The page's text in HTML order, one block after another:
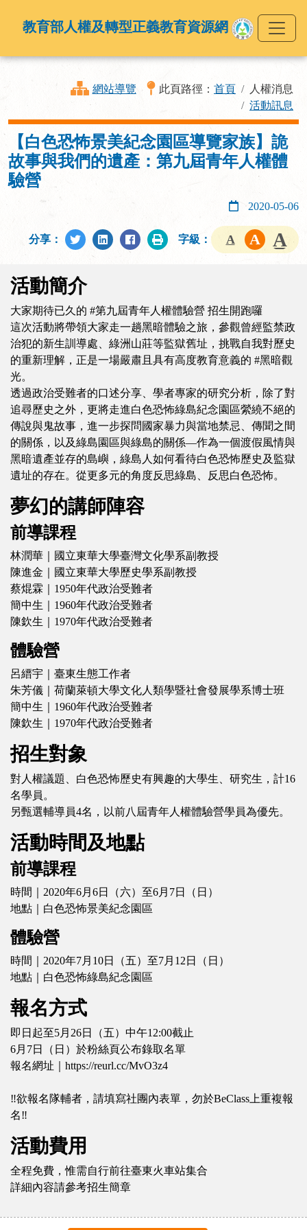
教育部人權及轉型正義教育資源網
網站導覽 此頁路徑： 首頁
人權消息
活動訊息
【白色恐怖景美紀念園區導覽家族】詭
故事與我們的遺產：第九屆青年人權體
驗營
2020-05-06
分享： 字級：
活動簡介
大家期待已久的 #第九屆青年人權體驗營 招生開跑囉
這次活動將帶領大家走一趟黑暗體驗之旅，參觀曾經監禁政
治犯的新生訓導處、綠洲山莊等監獄舊址，挑戰自我對歷史
的重新理解，正是一場嚴肅且具有高度教育意義的 #黑暗觀
光。
透過政治受難者的口述分享、學者專家的研究分析，除了對
追尋歷史之外，更將走進白色恐怖綠島紀念園區縈繞不絕的
傳說與鬼故事，進一步探問國家暴力與當地禁忌、傳聞之間
的關係，以及綠島園區與綠島的關係―作為一個渡假風情與
黑暗遺產並存的島嶼，綠島人如何看待白色恐怖歷史及監獄
遺址的存在。從更多元的角度反思綠島、反思白色恐怖。
夢幻的講師陣容
前導課程
林潤華｜國立東華大學臺灣文化學系副教授
陳進金｜國立東華大學歷史學系副教授
蔡焜霖｜1950年代政治受難者
簡中生｜1960年代政治受難者
陳欽生｜1970年代政治受難者
體驗營
呂縉宇｜臺東生態工作者
朱芳儀｜荷蘭萊頓大學文化人類學暨社會發展學系博士班
簡中生｜1960年代政治受難者
陳欽生｜1970年代政治受難者
招生對象
對人權議題、白色恐怖歷史有興趣的大學生、研究生，計16
名學員。
另甄選輔導員4名，以前八屆青年人權體驗營學員為優先。
活動時間及地點
前導課程
時間｜2020年6月6日（六）至6月7日（日）
地點｜白色恐怖景美紀念園區
體驗營
時間｜2020年7月10日（五）至7月12日（日）
地點｜白色恐怖綠島紀念園區
報名方式
即日起至5月26日（五）中午12:00截止
6月7日（日）於粉絲頁公布錄取名單
報名網址｜https://reurl.cc/MvO3z4
‼欲報名隊輔者，請填寫社團內表單，勿於BeClass上重複報
名‼
活動費用
全程免費，惟需自行前往臺東火車站集合
詳細內容請參考招生簡章